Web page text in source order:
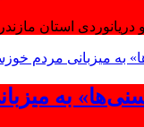
دریانوردی استان
به